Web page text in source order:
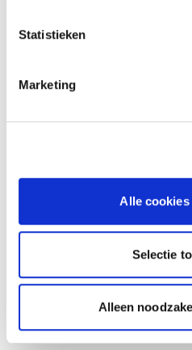
Statistieken
Marketing
Alle cookies
Selectie
Alleen